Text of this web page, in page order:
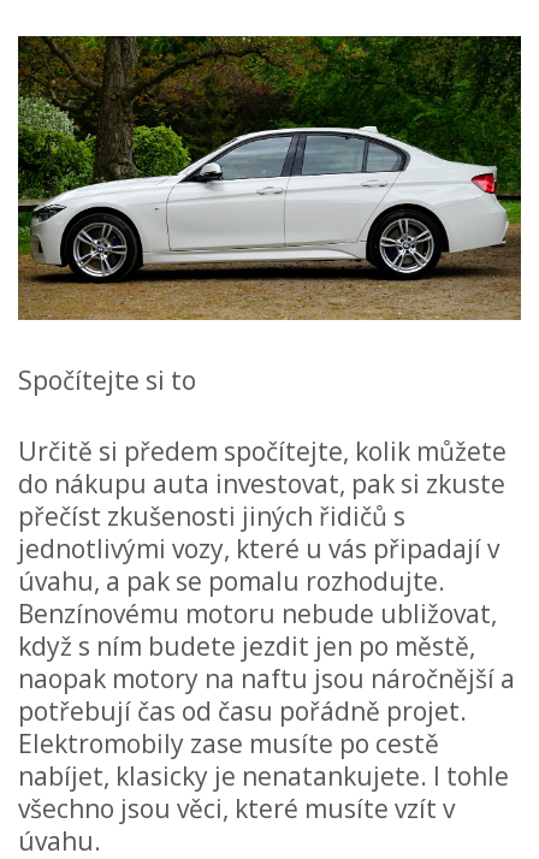
Spočítejte si to
Určitě si předem spočítejte, kolik můžete
do nákupu auta investovat, pak si zkuste
přečíst zkušenosti jiných řidičů s
jednotlivými vozy, které u vás připadají v
úvahu, a pak se pomalu rozhodujte.
Benzínovému motoru nebude ubližovat,
když s ním budete jezdit jen po městě,
naopak motory na naftu jsou náročnější a
potřebují čas od času pořádně projet.
Elektromobily zase musíte po cestě
nabíjet, klasicky je nenatankujete. I tohle
všechno jsou věci, které musíte vzít v
úvahu.